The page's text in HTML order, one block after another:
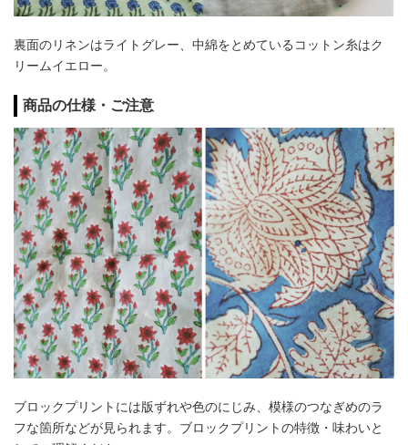
裏面のリネンはライトグレー、中綿をとめているコットン糸はク
リームイエロー。
商品の仕様・ご注意
ブロックプリントには版ずれや色のにじみ、模様のつなぎめのラ
フな箇所などが見られます。ブロックプリントの特徴・味わいと